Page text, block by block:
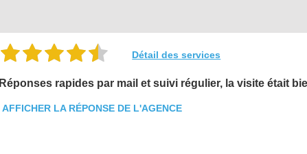
Détail des services
Réponses rapides par mail et suivi régulier, la visite était
AFFICHER LA RÉPONSE DE L'AGENCE